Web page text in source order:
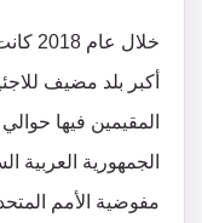
خلال
أكبر بلد مضيف
مفوضية الأمم